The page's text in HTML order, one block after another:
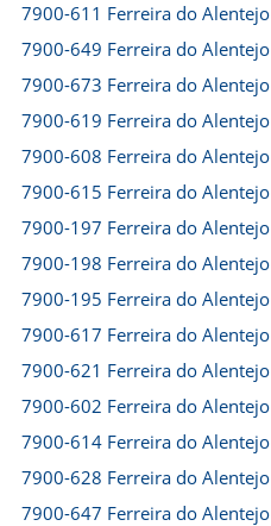
7900-611 Ferreira do Alentejo
7900-649 Ferreira do Alentejo
7900-673 Ferreira do Alentejo
7900-619 Ferreira do Alentejo
7900-608 Ferreira do Alentejo
7900-615 Ferreira do Alentejo
7900-197 Ferreira do Alentejo
7900-198 Ferreira do Alentejo
7900-195 Ferreira do Alentejo
7900-617 Ferreira do Alentejo
7900-621 Ferreira do Alentejo
7900-602 Ferreira do Alentejo
7900-614 Ferreira do Alentejo
7900-628 Ferreira do Alentejo
7900-647 Ferreira do Alentejo